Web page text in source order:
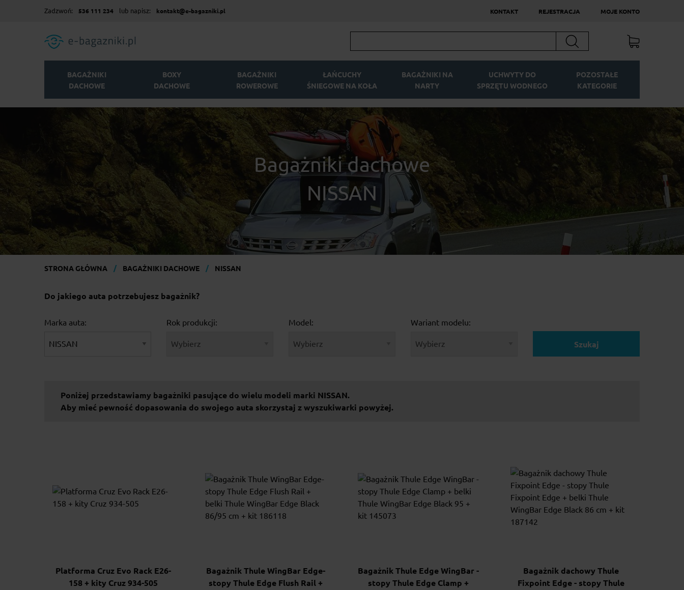
Zadzwoń: 536 111 234 lub napisz: kontakt@e-bagazniki.pl KONTAKT REJESTRACJA MOJE KONTO
Szukaj
BAGAŻNIKI
DACHOWE
BOXY
DACHOWE
BAGAŻNIKI
ROWEROWE
ŁAŃCUCHY
ŚNIEGOWE NA KOŁA
BAGAŻNIKI NA
NARTY
UCHWYTY DO
SPRZĘTU WODNEGO
POZOSTAŁE
KATEGORIE
Bagażniki dachowe
NISSAN
STRONA GŁÓWNA BAGAŻNIKI DACHOWE NISSAN
Do jakiego auta potrzebujesz bagażnik?
Marka auta: Rok produkcji: Model: Wariant modelu:
Szukaj
Poniżej przedstawiamy bagażniki pasujące do wielu modeli marki NISSAN.
Aby mieć pewność dopasowania do swojego auta skorzystaj z wyszukiwarki powyżej.
Platforma Cruz Evo Rack E26-
158 + kity Cruz 934-505
Bagażnik Thule WingBar Edge-
stopy Thule Edge Flush Rail +
Bagażnik Thule Edge WingBar -
stopy Thule Edge Clamp +
Bagażnik dachowy Thule
Fixpoint Edge - stopy Thule